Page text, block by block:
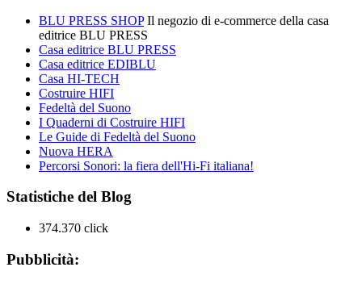
BLU PRESS SHOPIl negozio di e-commerce della casa
editrice BLU PRESS
Casa editrice BLU PRESS
Casa editrice EDIBLU
Casa HI-TECH
Costruire HIFI
Fedeltà del Suono
I Quaderni di Costruire HIFI
Le Guide di Fedeltà del Suono
Nuova HERA
Percorsi Sonori: la fiera dell'Hi-Fi italiana!
Statistiche del Blog
374.370 click
Pubblicità: